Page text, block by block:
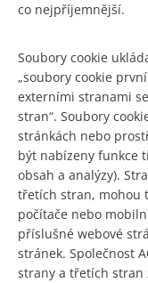
co nejpříjemnější.
Soubory cookie
„soubory cookie
externími stranami
stran“. Soubory
stránkách nebo
být nabízeny funkce
obsah a analýzy).
třetích stran, mohou
počítače nebo
příslušné webové
stránek. Společnost
strany a třetích